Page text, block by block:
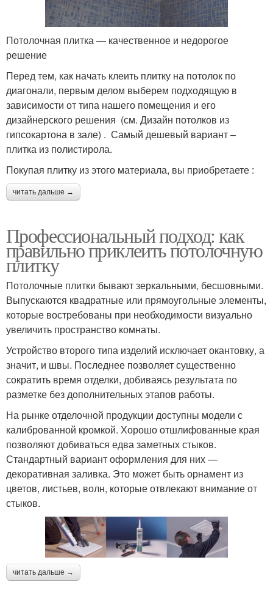
Потолочная плитка — качественное и недорогое
решение
Перед тем, как начать клеить плитку на потолок по
диагонали, первым делом выберем подходящую в
зависимости от типа нашего помещения и его
дизайнерского решения (см. Дизайн потолков из
гипсокартона в зале) . Самый дешевый вариант –
плитка из полистирола.
Покупая плитку из этого материала, вы приобретаете :
читать дальше →
Профессиональный подход: как
правильно приклеить потолочную
плитку
Потолочные плитки бывают зеркальными, бесшовными.
Выпускаются квадратные или прямоугольные элементы,
которые востребованы при необходимости визуально
увеличить пространство комнаты.
Устройство второго типа изделий исключает окантовку, а
значит, и швы. Последнее позволяет существенно
сократить время отделки, добиваясь результата по
разметке без дополнительных этапов работы.
На рынке отделочной продукции доступны модели с
калиброванной кромкой. Хорошо отшлифованные края
позволяют добиваться едва заметных стыков.
Стандартный вариант оформления для них —
декоративная заливка. Это может быть орнамент из
цветов, листьев, волн, которые отвлекают внимание от
стыков.
читать дальше →